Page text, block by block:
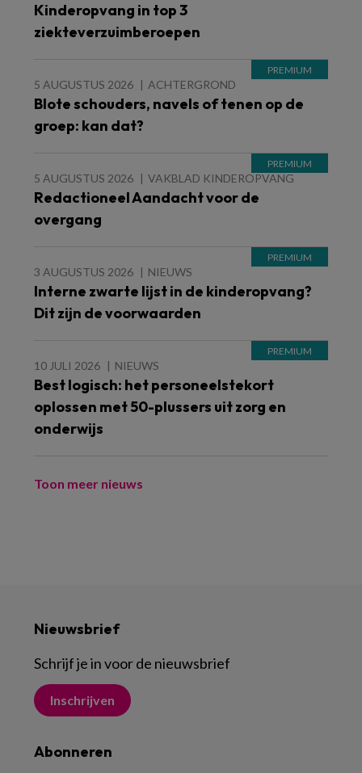
Kinderopvang in top 3
ziekteverzuimberoepen
5 AUGUSTUS 2026 ACHTERGROND
Blote schouders, navels of tenen op de
groep: kan dat?
5 AUGUSTUS 2026 VAKBLAD KINDEROPVANG
Redactioneel Aandacht voor de
overgang
3 AUGUSTUS 2026 NIEUWS
Interne zwarte lijst in de kinderopvang?
Dit zijn de voorwaarden
10 JULI 2026 NIEUWS
Best logisch: het personeelstekort
oplossen met 50-plussers uit zorg en
onderwijs
Toon meer nieuws
Nieuwsbrief
Schrijf je in voor de nieuwsbrief
Inschrijven
Abonneren